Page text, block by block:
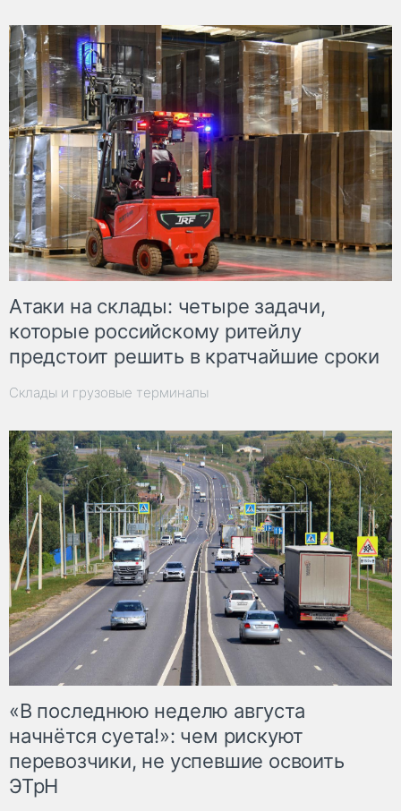
Атаки на склады: четыре задачи,
которые российскому ритейлу
предстоит решить в кратчайшие сроки
Склады и грузовые терминалы
«В последнюю неделю августа
начнётся суета!»: чем рискуют
перевозчики, не успевшие освоить
ЭТрН